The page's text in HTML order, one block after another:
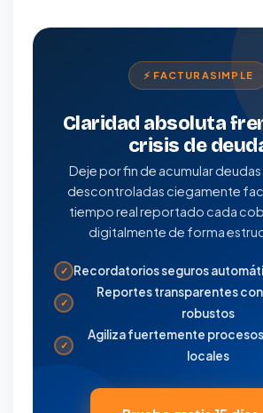
⚡ FACTURASIMPLE
Claridad absoluta
crisis de
Deje por fin de acumular
descontroladas ciegamente
tiempo real reportado cada
digitalmente de forma
✓ Recordatorios seguros
✓
Reportes transparentes
robustos
✓
Agiliza fuertemente
locales